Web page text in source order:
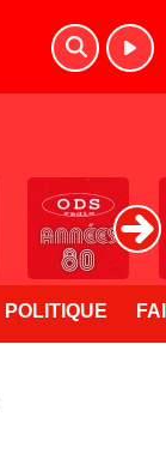
POLITIQUE